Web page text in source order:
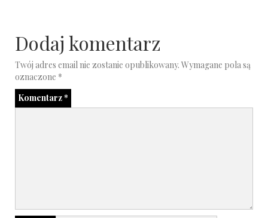
Dodaj komentarz
Twój adres email nie zostanie opublikowany. Wymagane pola są
oznaczone *
Komentarz*